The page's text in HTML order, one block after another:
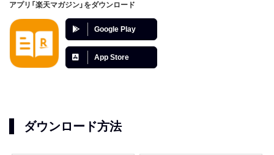
アプリ「楽天マガジン」をダウンロード
Google Play
App Store
ダウンロード方法